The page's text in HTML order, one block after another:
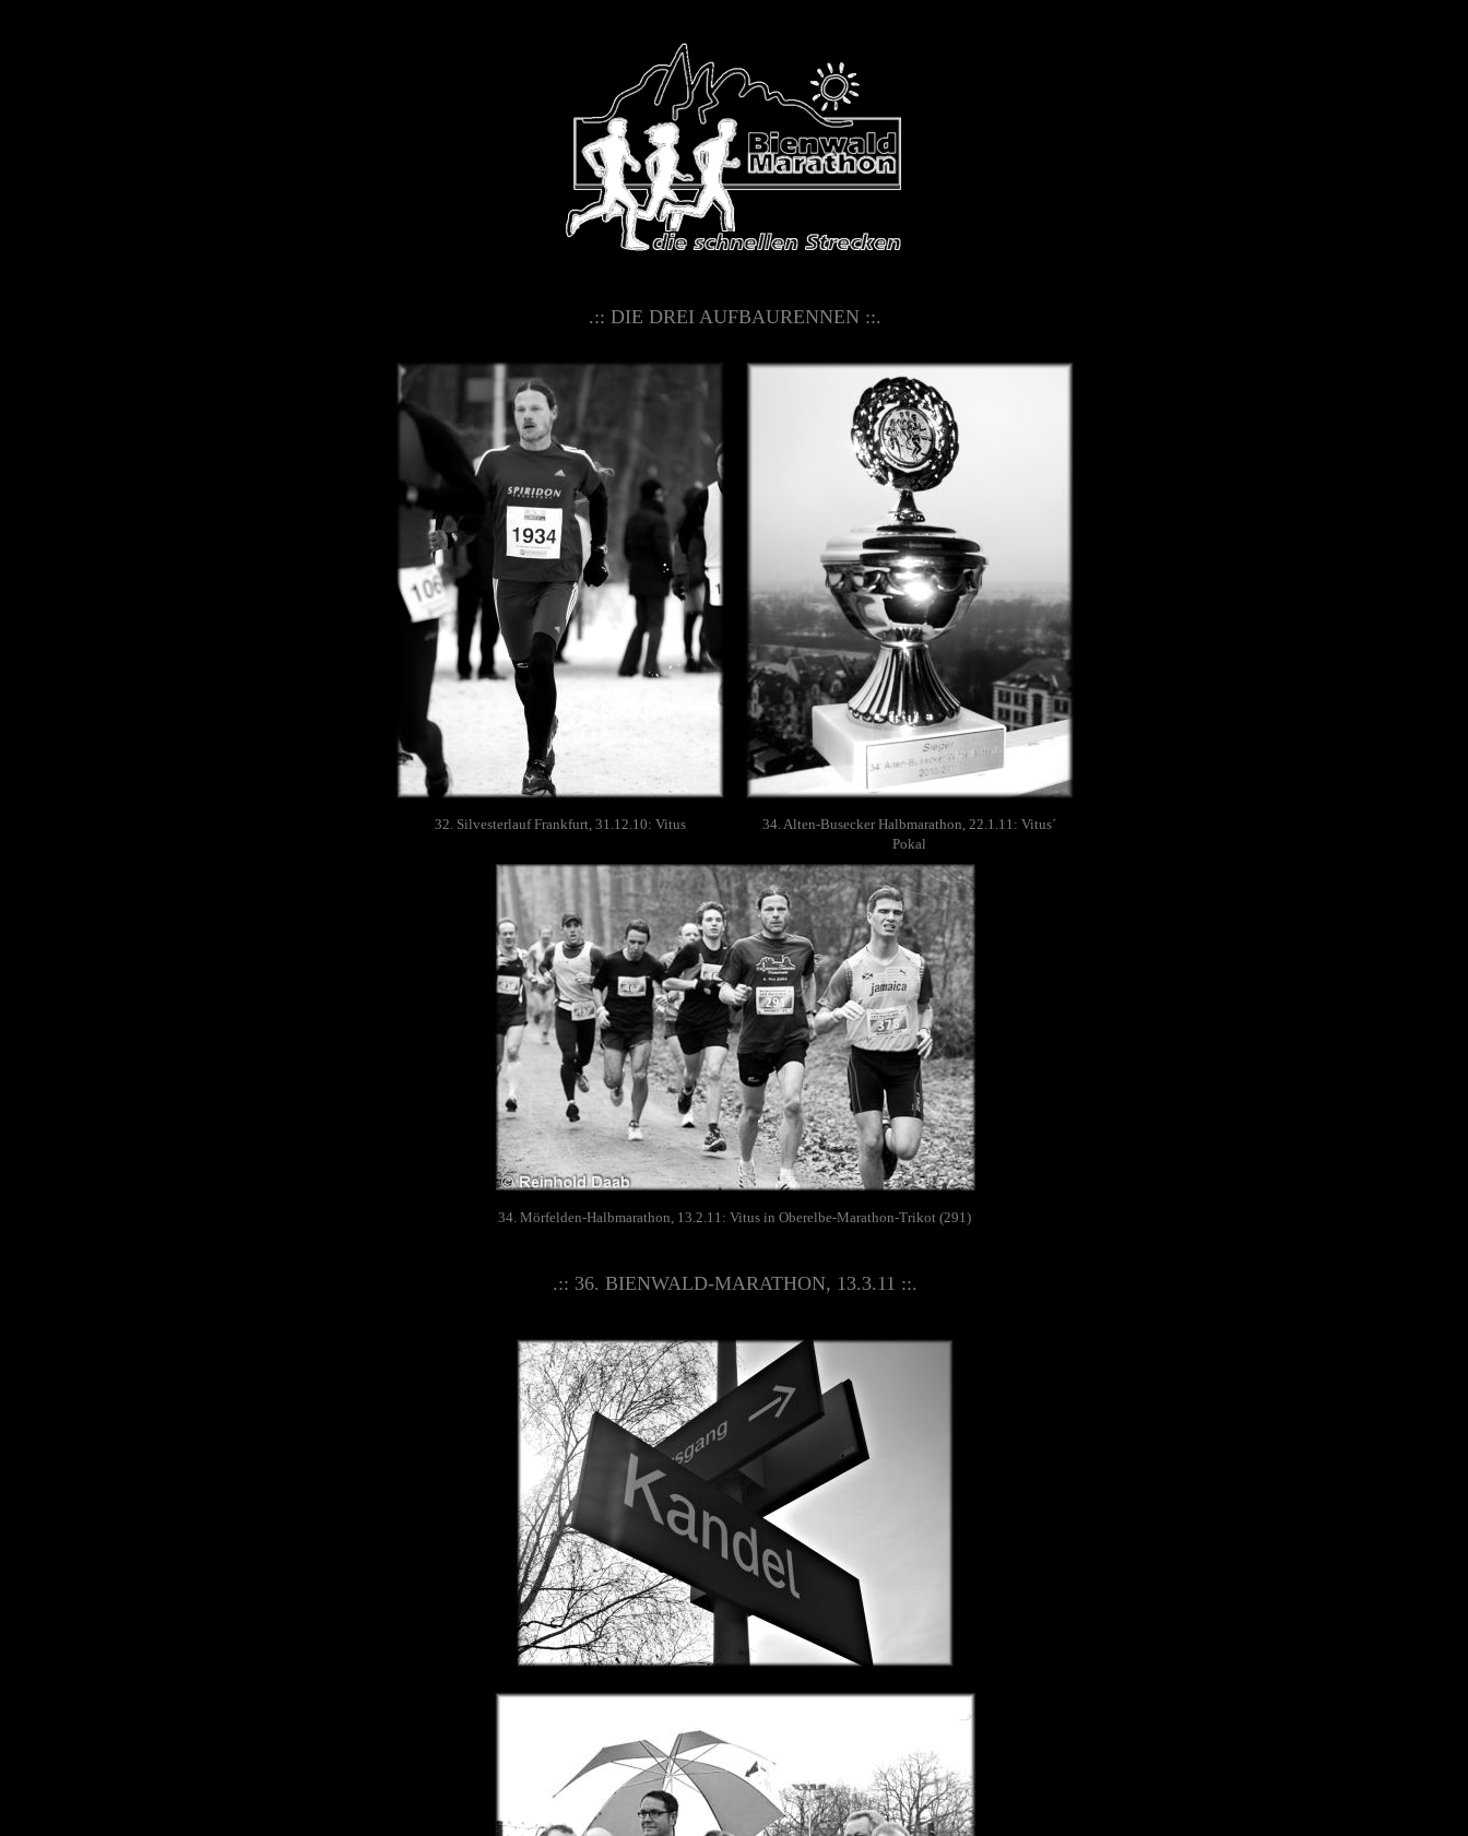
.:: DIE DREI AUFBAURENNEN ::.
32. Silvesterlauf Frankfurt, 31.12.10: Vitus
34. Alten-Busecker Halbmarathon, 22.1.11: Vitus´
Pokal
34. Mörfelden-Halbmarathon, 13.2.11: Vitus in Oberelbe-Marathon-Trikot (291)
.:: 36. BIENWALD-MARATHON, 13.3.11 ::.